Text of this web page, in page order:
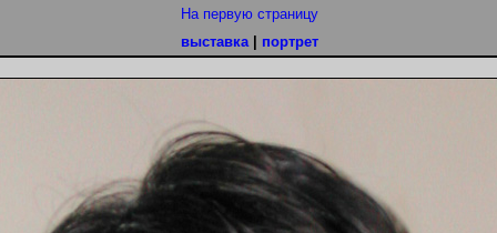
На первую страницу
выставка| портрет